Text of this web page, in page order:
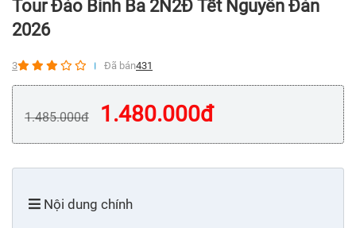
Tour Đảo Bình Ba 2N2Đ Tết Nguyên Đán
2026
3 Đã bán431
1.485.000đ 1.480.000đ
Nội dung chính